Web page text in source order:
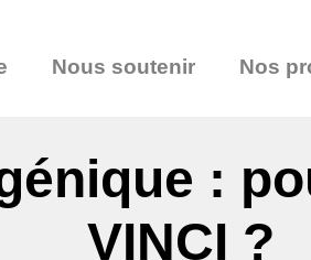
Nous soutenir Nos
:
VINCI ?